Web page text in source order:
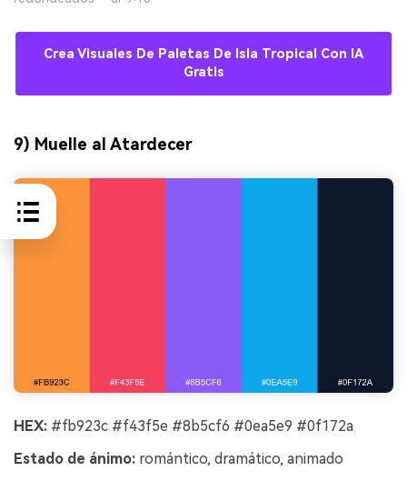
Crea Visuales De Paletas De Isla Tropical Con IA
Gratis
9) Muelle al Atardecer
HEX: #fb923c #f43f5e #8b5cf6 #0ea5e9 #0f172a
Estado de ánimo: romántico, dramático, animado